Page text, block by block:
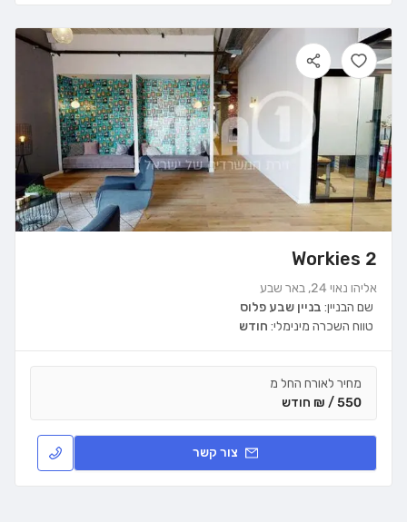
Workies 2
אליהו נאוי 24, באר שבע
שם הבניין: בניין שבע פלוס
טווח השכרה מינימלי: חודש
מחיר לאורח החל מ
550 / ₪ חודש
צור קשר